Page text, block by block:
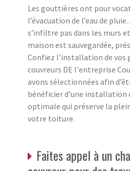
Les gouttières ont pour
l’évacuation de l’eau de
s’infiltre pas dans les murs
maison est sauvegardée,
Confiez l’installation de vos
couvreurs DE l'entreprise
avons sélectionnées afin
bénéficier d’une
optimale qui préserve la
votre toiture.
Faites appel à un